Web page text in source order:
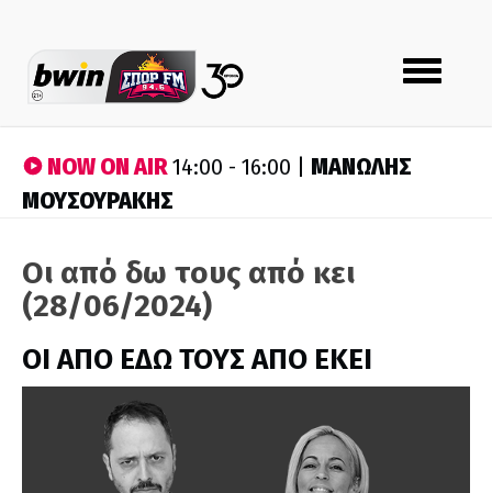
Toggle
navigation
NOW ON AIR14:00 - 16:00 | ΜΑΝΩΛΗΣ
ΜΟΥΣΟΥΡΑΚΗΣ
Οι από δω τους από κει
(28/06/2024)
ΟΙ ΑΠΟ ΕΔΩ ΤΟΥΣ ΑΠΟ ΕΚΕΙ